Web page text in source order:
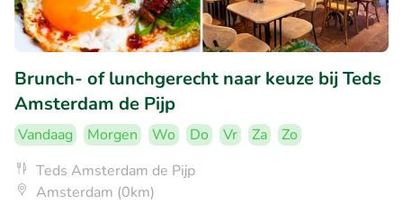
Brunch- of lunchgerecht naar keuze bij Teds
Amsterdam de Pijp
Vandaag Morgen Wo Do Vr Za
Zo
Teds Amsterdam de Pijp
Amsterdam (0km)